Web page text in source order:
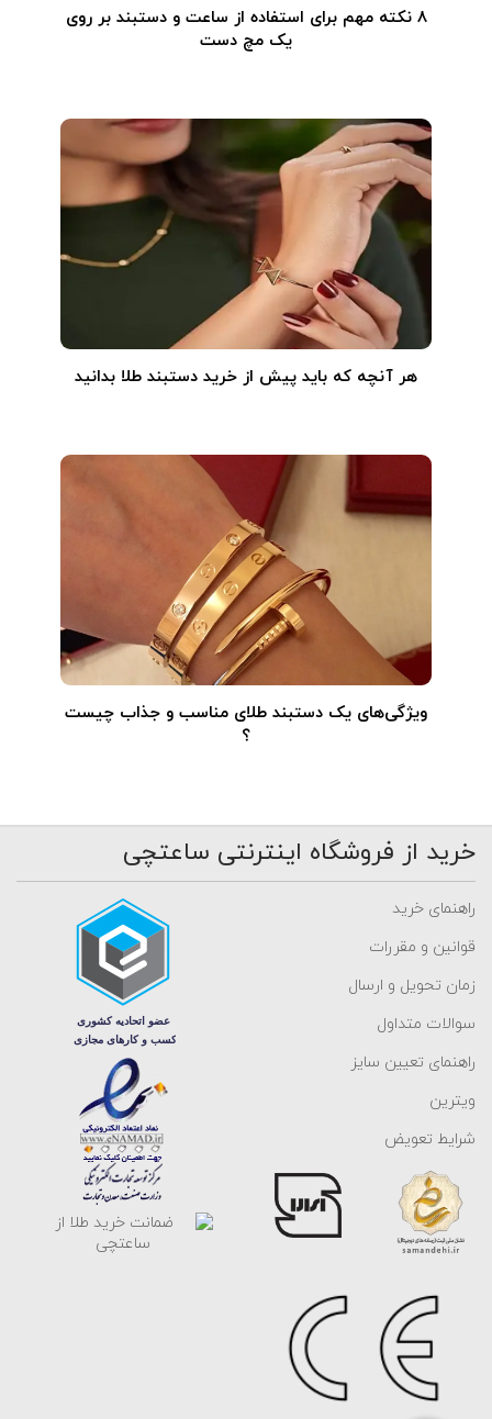
۸ نکته مهم برای استفاده از ساعت و دستبند بر روی
یک مچ دست
هر آنچه که باید پیش از خرید دستبند طلا بدانید
ویژگی‌های یک دستبند طلای مناسب و جذاب چیست
؟
خرید از فروشگاه اینترنتی ساعتچی
راهنمای خرید
قوانین و مقررات
زمان تحویل و ارسال
سوالات متداول
راهنمای تعیین سایز
ویترین
شرایط تعویض